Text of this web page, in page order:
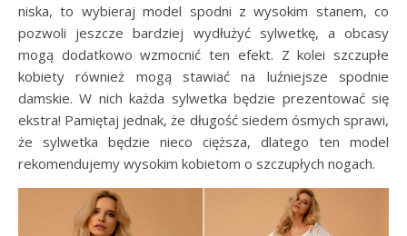
niska, to wybieraj model spodni z wysokim stanem, co
pozwoli jeszcze bardziej wydłużyć sylwetkę, a obcasy
mogą dodatkowo wzmocnić ten efekt. Z kolei szczupłe
kobiety również mogą stawiać na luźniejsze spodnie
damskie. W nich każda sylwetka będzie prezentować się
ekstra! Pamiętaj jednak, że długość siedem ósmych sprawi,
że sylwetka będzie nieco cięższa, dlatego ten model
rekomendujemy wysokim kobietom o szczupłych nogach.